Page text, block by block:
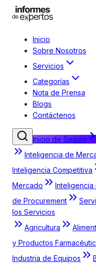
Inicio
Sobre Nosotros
Servicios
Categorías
Nota de Prensa
Blogs
Contáctenos
Inicio de Sesión
Inteligencia de
Inteligencia Competitiva
Mercado
Inteligencia
de Procurement
los Servicios
Agricultura
y Productos
Industria de Equipos